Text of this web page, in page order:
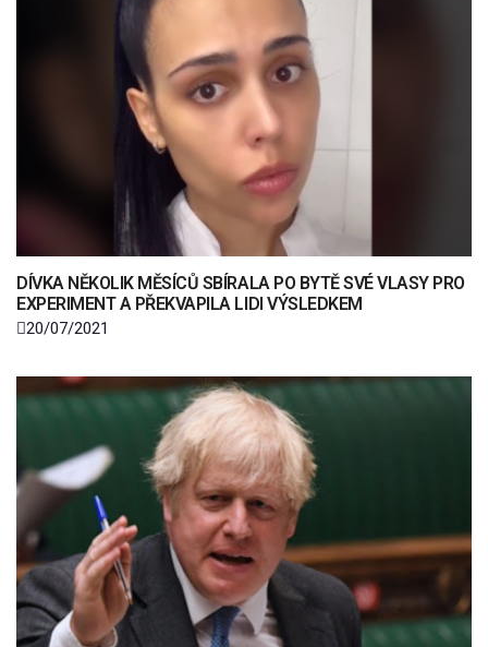
DÍVKA NĚKOLIK MĚSÍCŮ SBÍRALA PO BYTĚ SVÉ VLASY PRO
EXPERIMENT A PŘEKVAPILA LIDI VÝSLEDKEM
20/07/2021